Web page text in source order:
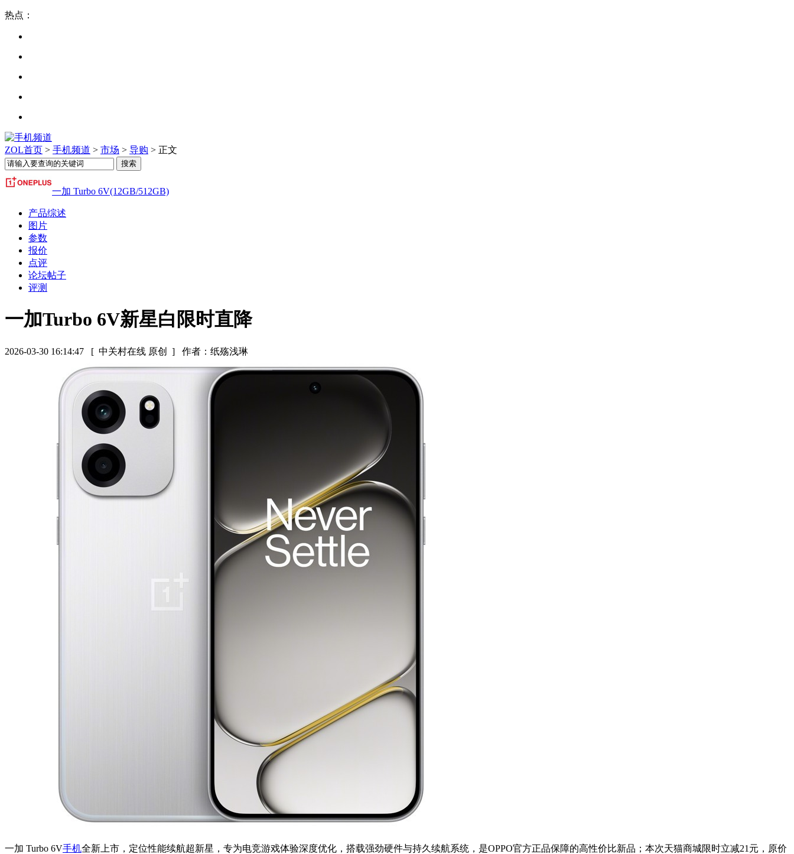
热点：
ZOL首页 > 手机频道 > 市场 > 导购 > 正文
一加 Turbo 6V(12GB/512GB)
产品综述
图片
参数
报价
点评
论坛帖子
评测
一加Turbo 6V新星白限时直降
2026-03-30 16:14:47 [ 中关村在线 原创 ] 作者：纸殇浅琳
一加 Turbo 6V手机全新上市，定位性能续航超新星，专为电竞游戏体验深度优化，搭载强劲硬件与持久续航系统，是OPPO官方正品保障的高性价比新品；本次天猫商城限时立减21元，原价